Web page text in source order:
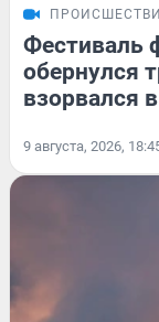
Фестиваль
обернулся
взорвался
9 августа, 2026,